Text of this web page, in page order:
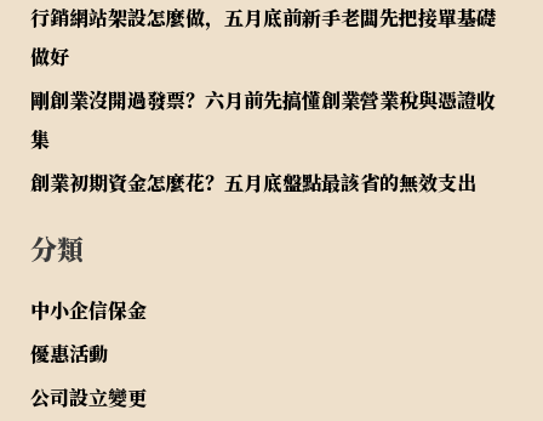
行銷網站架設怎麼做，五月底前新手老闆先把接單基礎
做好
剛創業沒開過發票？六月前先搞懂創業營業稅與憑證收
集
創業初期資金怎麼花？五月底盤點最該省的無效支出
分類
中小企信保金
優惠活動
公司設立變更